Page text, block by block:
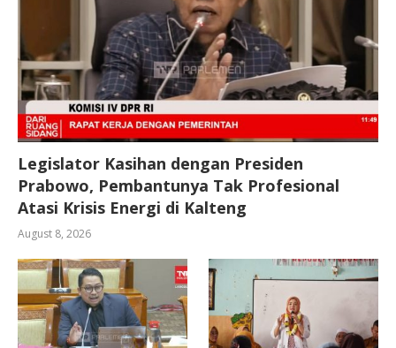
Legislator Kasihan dengan Presiden
Prabowo, Pembantunya Tak Profesional
Atasi Krisis Energi di Kalteng
August 8, 2026